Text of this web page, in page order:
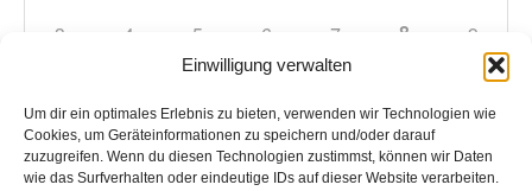
Einwilligung verwalten
Um dir ein optimales Erlebnis zu bieten, verwenden wir Technologien wie
Cookies, um Geräteinformationen zu speichern und/oder darauf
zuzugreifen. Wenn du diesen Technologien zustimmst, können wir Daten
wie das Surfverhalten oder eindeutige IDs auf dieser Website verarbeiten.
3 4 5 6 7 8 9
10 11 12 13 14 15
17 18 19 20 21 22 23